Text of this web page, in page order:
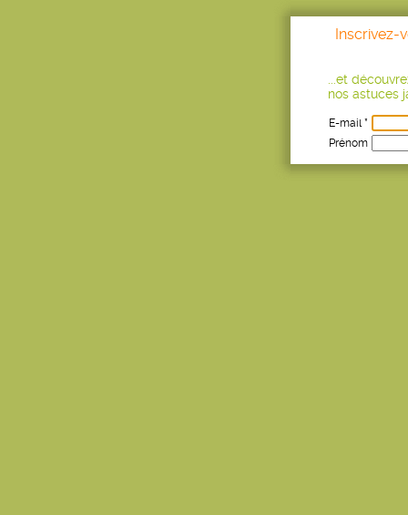
Inscrivez-
...et
nos astuces
E-mail *
Prénom
Age